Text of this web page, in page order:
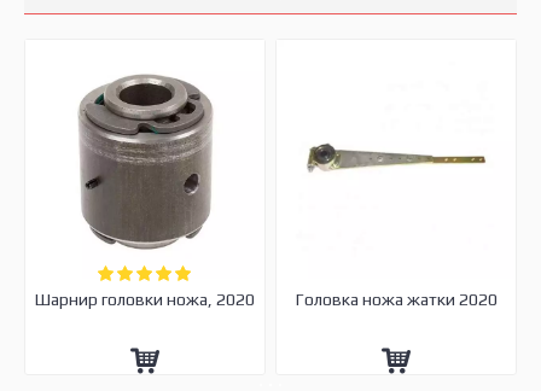
Шарнир головки ножа, 2020 Головка ножа жатки 2020